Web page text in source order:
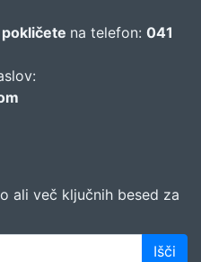
na telefon: 041
ali več ključnih besed za
Išči